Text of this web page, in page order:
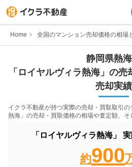
はじめての方へ
不動産会社を探す
Home 全国のマンション売却価格の相場
静岡県熱
「 ロイヤルヴィラ熱海 」の売
売却実績
イクラ不動産が持つ実際の売却・買取取引の
熱海 」の売却・買取価格の相場や査定額、そ
「 ロイヤルヴィラ熱海」
約900